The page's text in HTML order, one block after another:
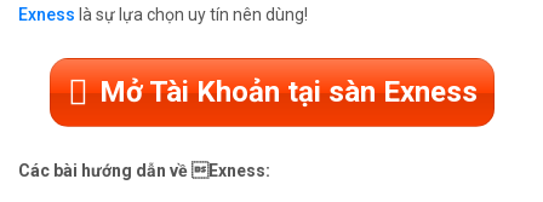
Exness là sự lựa chọn uy tín nên dùng!
Mở Tài Khoản tại sàn Exness
Các bài hướng dẫn về Exness: